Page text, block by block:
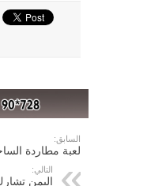
السابق:
لعبة مطاردة
التالي:
اليمن